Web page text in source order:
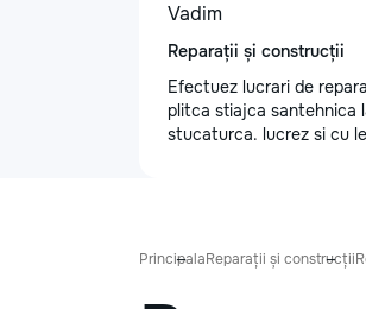
Vadim
Reparații și construcții
Efectuez lucrari de
plitca stiajca santehnica
stucaturca. lucrez si cu
PrincipalaReparații și construcții